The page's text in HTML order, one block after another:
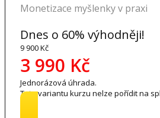
Monetizace myšlenky v praxi
Dnes o 60% výhodněji!
9 900 Kč
3 990 Kč
Jednorázová úhrada.
Tuto variantu kurzu nelze pořídit na